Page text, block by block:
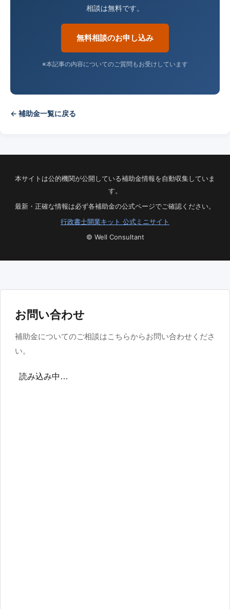
相談は無料です。
無料相談のお申し込み
※本記事の内容についてのご質問もお受けしています
← 補助金一覧に戻る
本サイトは公的機関が公開している補助金情報を自動収集していま
す。
最新・正確な情報は必ず各補助金の公式ページでご確認ください。
行政書士開業キット 公式ミニサイト
© Well Consultant
お問い合わせ
補助金についてのご相談はこちらからお問い合わせくださ
い。